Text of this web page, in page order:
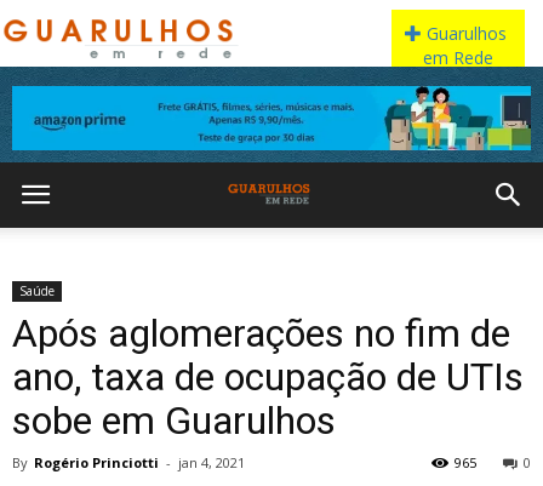
Saúde
Após aglomerações no fim de
ano, taxa de ocupação de UTIs
sobe em Guarulhos
By Rogério Princiotti - jan 4, 2021 0
965